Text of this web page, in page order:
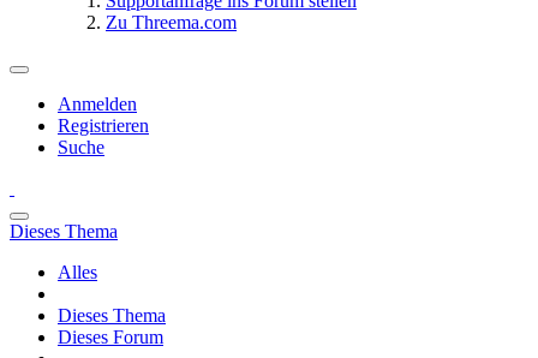
Zu Threema.com
Anmelden
Registrieren
Suche
Dieses Thema
Alles
Dieses Thema
Dieses Forum